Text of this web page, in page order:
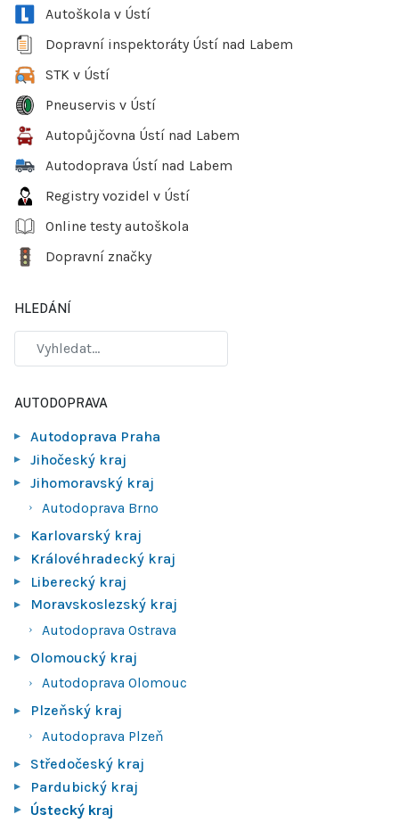
Autoškola v Ústí
Dopravní inspektoráty Ústí nad Labem
STK v Ústí
Pneuservis v Ústí
Autopůjčovna Ústí nad Labem
Autodoprava Ústí nad Labem
Registry vozidel v Ústí
Online testy autoškola
Dopravní značky
HLEDÁNÍ
AUTODOPRAVA
Autodoprava Praha
Jihočeský kraj
Jihomoravský kraj
Autodoprava Brno
Karlovarský kraj
Královéhradecký kraj
Liberecký kraj
Moravskoslezský kraj
Autodoprava Ostrava
Olomoucký kraj
Autodoprava Olomouc
Plzeňský kraj
Autodoprava Plzeň
Středočeský kraj
Pardubický kraj
Ústecký kraj